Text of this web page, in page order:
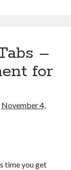
–
for
November 4,
time you get